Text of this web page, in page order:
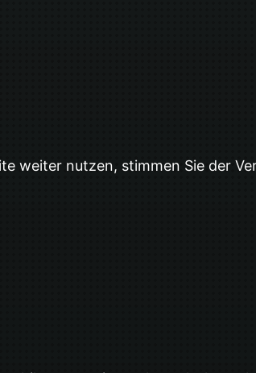
weiter nutzen, stimmen Sie der